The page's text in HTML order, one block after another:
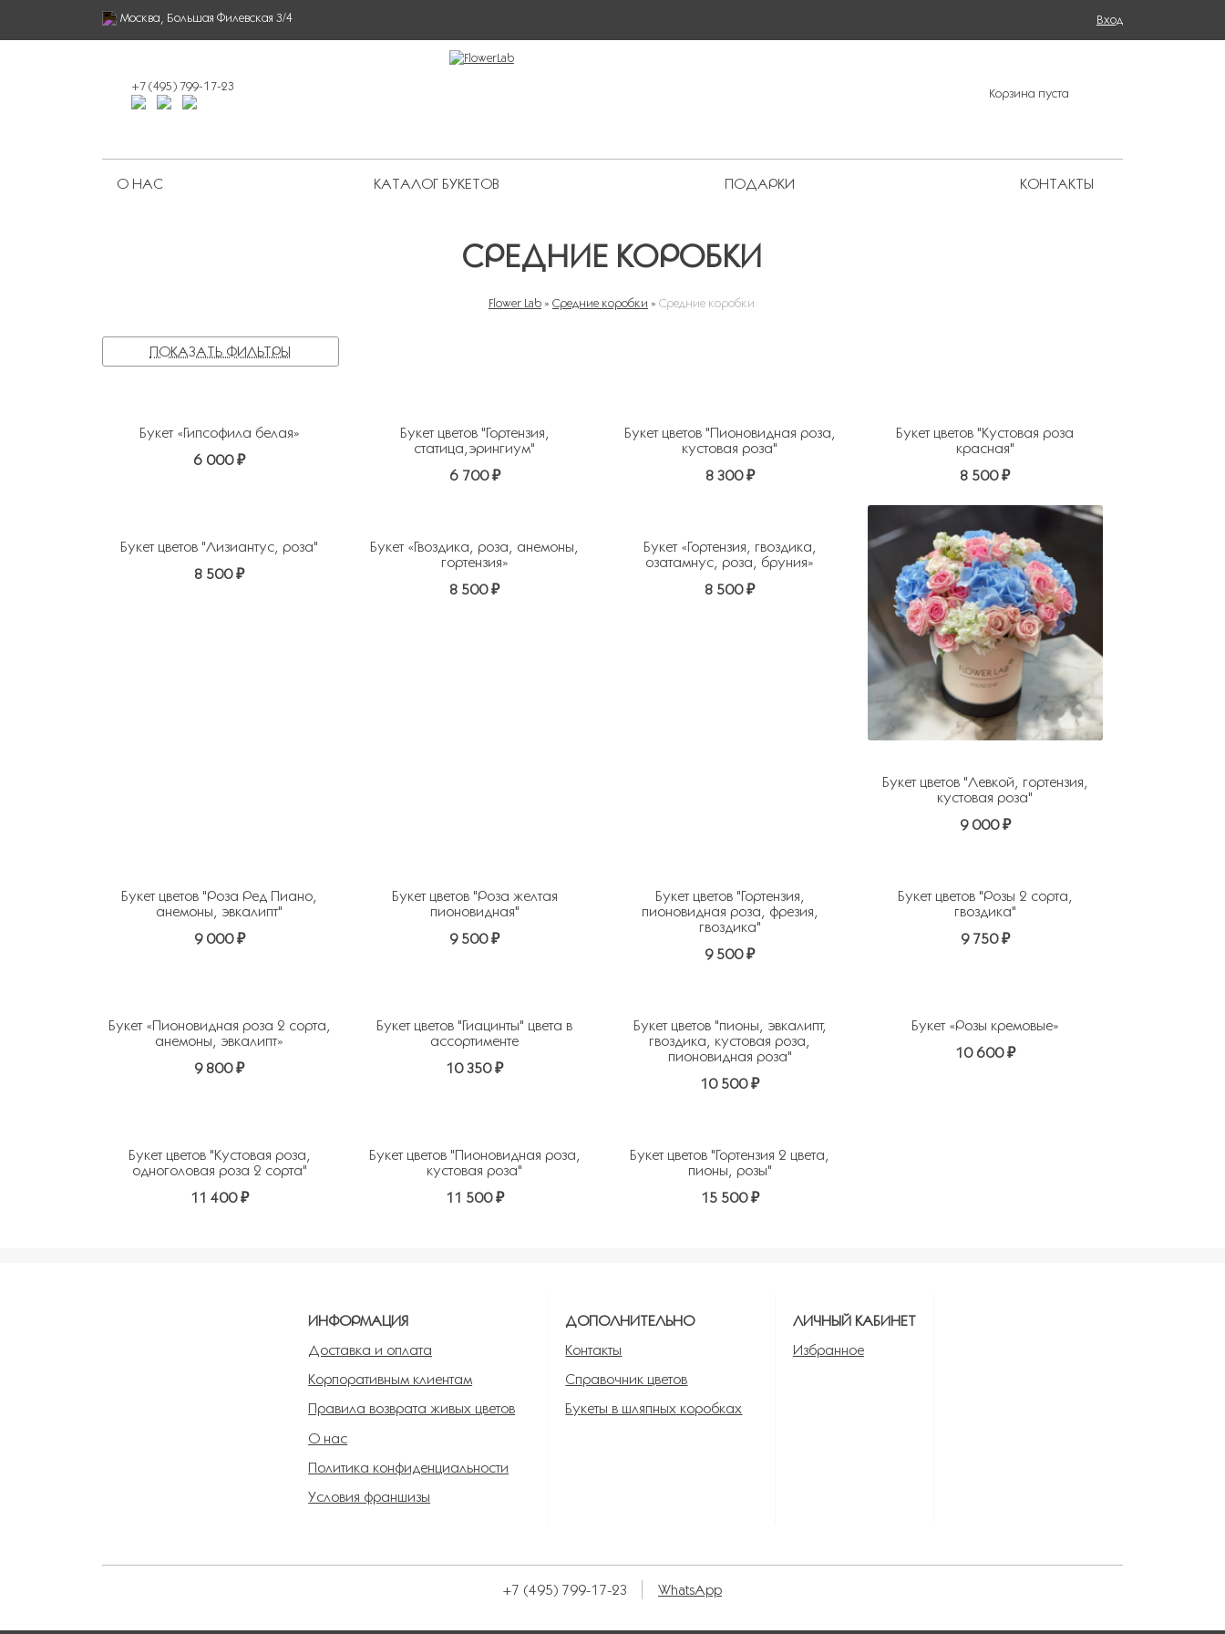
Москва, Большая Филевская 3/4 ФОРМА ПОИСКАВход
+7 (495) 799-17-23
Корзина пуста
О НАС КАТАЛОГ БУКЕТОВ ПОДАРКИ КОНТАКТЫ
СРЕДНИЕ КОРОБКИ
Flower Lab » Средние коробки » Средние коробки
ПОКАЗАТЬ ФИЛЬТРЫ
Букет «Гипсофила белая»
6 000 ₽
Букет цветов "Гортензия,
статица,эрингиум"
6 700 ₽
Букет цветов "Пионовидная роза,
кустовая роза"
8 300 ₽
Букет цветов "Кустовая роза
красная"
8 500 ₽
Букет цветов "Лизиантус, роза"
8 500 ₽
Букет «Гвоздика, роза, анемоны,
гортензия»
8 500 ₽
Букет «Гортензия, гвоздика,
озатамнус, роза, бруния»
8 500 ₽
Букет цветов "Левкой, гортензия,
кустовая роза"
9 000 ₽
Букет цветов "Роза Ред Пиано,
анемоны, эвкалипт"
9 000 ₽
Букет цветов "Роза желтая
пионовидная"
9 500 ₽
Букет цветов "Гортензия,
пионовидная роза, фрезия,
гвоздика"
9 500 ₽
Букет цветов "Розы 2 сорта,
гвоздика"
9 750 ₽
Букет «Пионовидная роза 2 сорта,
анемоны, эвкалипт»
9 800 ₽
Букет цветов "Гиацинты" цвета в
ассортименте
10 350 ₽
Букет цветов "пионы, эвкалипт,
гвоздика, кустовая роза,
пионовидная роза"
10 500 ₽
Букет «Розы кремовые»
10 600 ₽
Букет цветов "Кустовая роза,
одноголовая роза 2 сорта"
11 400 ₽
Букет цветов "Пионовидная роза,
кустовая роза"
11 500 ₽
Букет цветов "Гортензия 2 цвета,
пионы, розы"
15 500 ₽
ИНФОРМАЦИЯ
Доставка и оплата
Корпоративным клиентам
Правила возврата живых цветов
О нас
Политика конфиденциальности
Условия франшизы
ДОПОЛНИТЕЛЬНО
Контакты
Справочник цветов
Букеты в шляпных коробках
ЛИЧНЫЙ КАБИНЕТ
Избранное
+7 (495) 799-17-23 WhatsApp